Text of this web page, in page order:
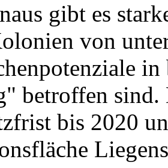
gibt es
von
betroffen sind.
bis 2020